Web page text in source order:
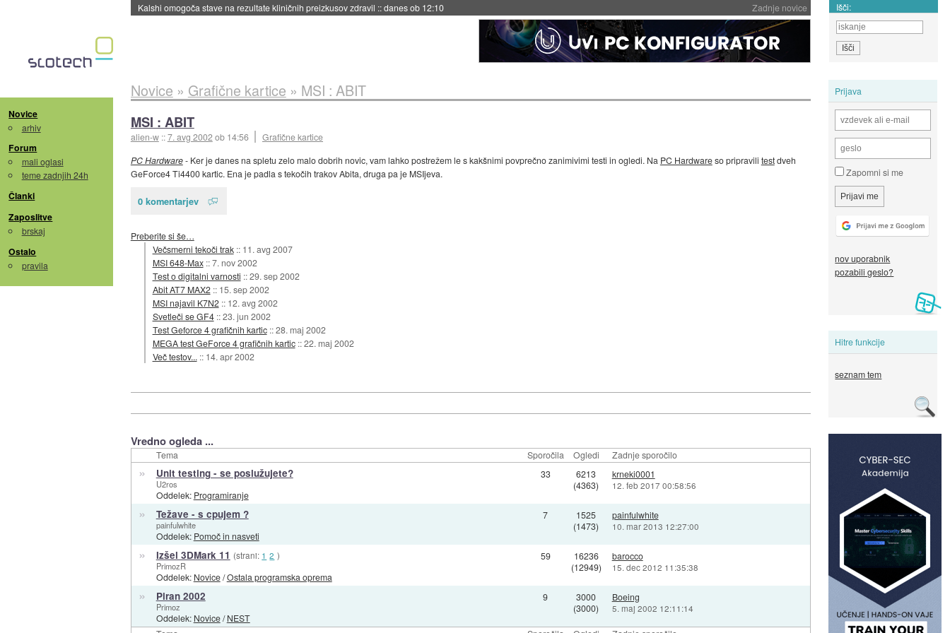
Zadnje novice
Kalshi omogoča stave na rezultate kliničnih preizkusov zdravil ::danes ob 12:10 Išči:
Novice
arhiv
Forum
mali oglasi
teme zadnjih 24h
Članki
Zaposlitve
brskaj
Ostalo
pravila
Prijava
Zapomni si me
nov uporabnik
pozabili geslo?
Hitre funkcije
seznam tem
Novice » Grafične kartice » MSI : ABIT
MSI : ABIT
alien-w ::7. avg 2002ob 14:56
Grafične kartice
PC Hardware- Ker je danes na spletu zelo malo dobrih novic, vam lahko postrežem le s kakšnimi povprečno zanimivimi testi in ogledi. Na PC Hardwareso pripravili testdveh
GeForce4 Ti4400 kartic. Ena je padla s tekočih trakov Abita, druga pa je MSIjeva.
0 komentarjev
Preberite si še…
Večsmerni tekoči trak :: 11. avg 2007
MSI 648-Max ::7. nov 2002
Test o digitalni varnosti ::29. sep 2002
Abit AT7 MAX2 :: 15. sep 2002
MSI najavil K7N2 :: 12. avg 2002
Svetleči se GF4 ::23. jun 2002
Test Geforce 4 grafičnih kartic ::28. maj 2002
MEGA test GeForce 4 grafičnih kartic ::22. maj 2002
Več testov... :: 14. apr 2002
Vredno ogleda ...
Tema Sporočila Ogledi Zadnje sporočilo
» Unit testing - se poslužujete?
U2ros
Oddelek: Programiranje
33
6213
(4363)
krneki0001
12. feb 2017 00:58:56
» Težave - s cpujem ?
painfulwhite
Oddelek: Pomoč in nasveti
7
1525
(1473)
painfulwhite
10. mar 2013 12:27:00
» Izšel 3DMark 11 (strani: 1 2 )
PrimozR
Oddelek: Novice/Ostala programska oprema
59
16236
(12949)
barocco
15. dec 2012 11:35:38
» Piran 2002
Primoz
Oddelek: Novice/NEST
9
3000
(3000)
Boeing
5. maj 2002 12:11:14